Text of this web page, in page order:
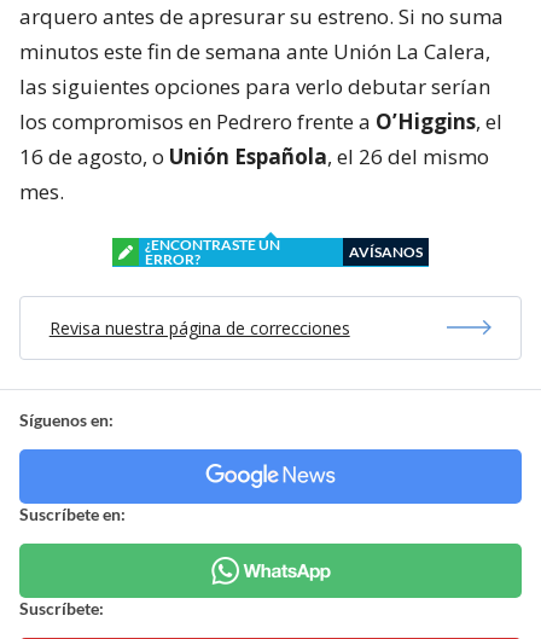
arquero antes de apresurar su estreno. Si no suma
minutos este fin de semana ante Unión La Calera,
las siguientes opciones para verlo debutar serían
los compromisos en Pedrero frente a O’Higgins, el
16 de agosto, o Unión Española, el 26 del mismo
mes.
¿ENCONTRASTE UN
ERROR?
AVÍSANOS
Revisa nuestra página de correcciones
Síguenos en:
Suscríbete en:
Suscríbete: